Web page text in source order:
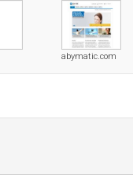
abymatic.com